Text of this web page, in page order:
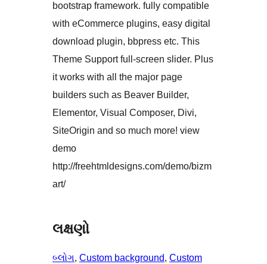
bootstrap framework. fully compatible
with eCommerce plugins, easy digital
download plugin, bbpress etc. This
Theme Support full-screen slider. Plus
it works with all the major page
builders such as Beaver Builder,
Elementor, Visual Composer, Divi,
SiteOrigin and so much more! view
demo
http://freehtmldesigns.com/demo/bizm
art/
લક્ષણો
બ્લોગ, Custom background, Custom